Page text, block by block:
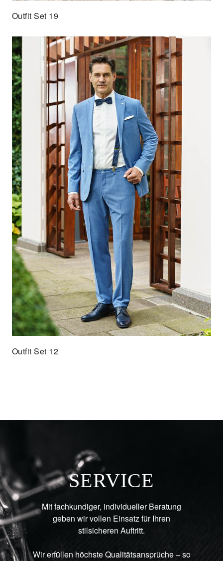
Outfit Set 19
Outfit Set 12
SERVICE
Mit fachkundiger, individueller Beratung
geben wir vollen Einsatz für Ihren
stilsicheren Auftritt.
Wir erfüllen höchste Qualitätsansprüche – so